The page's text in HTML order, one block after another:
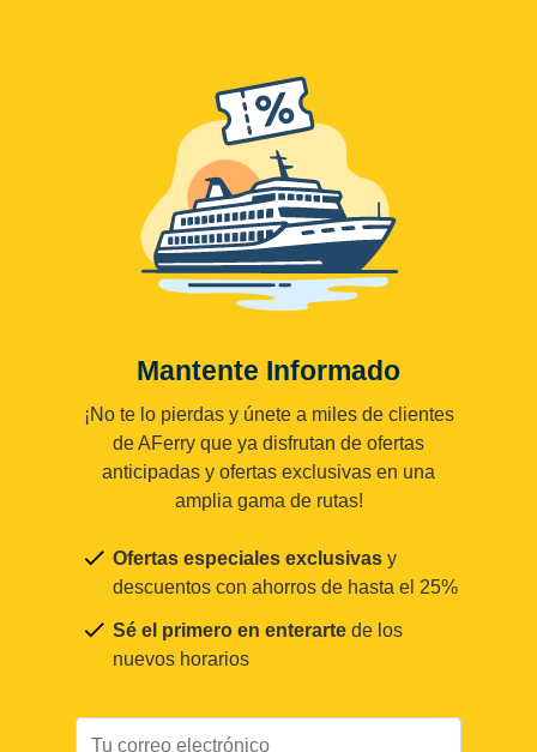
Mantente Informado
¡No te lo pierdas y únete a miles de clientes
de AFerry que ya disfrutan de ofertas
anticipadas y ofertas exclusivas en una
amplia gama de rutas!
Ofertas especiales exclusivas y
descuentos con ahorros de hasta el 25%
Sé el primero en enterarte de los
nuevos horarios